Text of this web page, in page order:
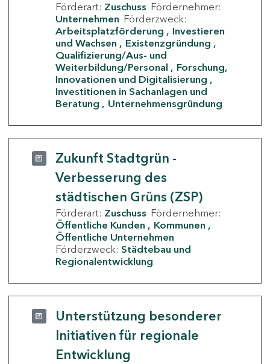
Förderart: Zuschuss Fördernehmer:
Unternehmen Förderzweck:
Arbeitsplatzförderung
Investieren
und Wachsen
Existenzgründung
Qualifizierung/Aus- und
Weiterbildung/Personal
Forschung,
Innovationen und Digitalisierung
Investitionen in Sachanlagen und
Beratung
Unternehmensgründung
Zukunft Stadtgrün -
Verbesserung des
städtischen Grüns (ZSP)
Förderart: Zuschuss Fördernehmer:
Öffentliche Kunden
Kommunen
Öffentliche Unternehmen
Förderzweck: Städtebau und
Regionalentwicklung
Unterstützung besonderer
Initiativen für regionale
Entwicklung